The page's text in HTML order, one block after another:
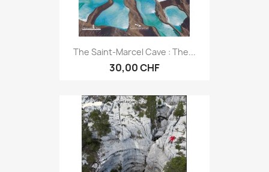
The Saint-Marcel Cave : The...
30,00 CHF